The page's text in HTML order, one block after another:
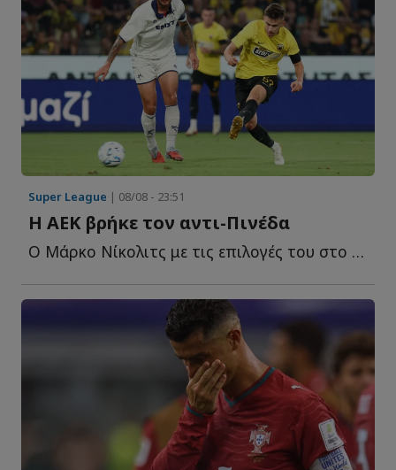
Super League | 08/08 - 23:51
Η ΑΕΚ βρήκε τον αντι-Πινέδα
Ο Μάρκο Νίκολιτς με τις επιλογές του στο φιλικό της Α...